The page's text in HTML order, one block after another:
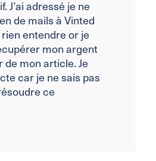
J’ai adressé je ne
de mails à Vinted
entendre or je
mon argent
de mon article. Je
car je ne sais pas
ce